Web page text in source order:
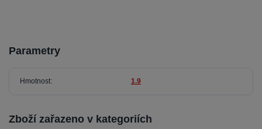
Parametry
Hmotnost 1.9
Zboží zařazeno v kategoriích